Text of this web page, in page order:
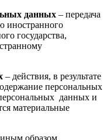
данных – передача
иностранного
государства,
– действия, в результате
персональных
данных и
материальные
образом